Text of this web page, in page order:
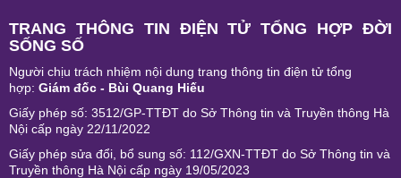
TRANG THÔNG TIN ĐIỆN TỬ TỔNG HỢP ĐỜI
SỐNG SỐ
Người chịu trách nhiệm nội dung trang thông tin điện tử tổng
hợp: Giám đốc - Bùi Quang Hiếu
Giấy phép số: 3512/GP-TTĐT do Sở Thông tin và Truyền thông Hà
Nội cấp ngày 22/11/2022
Giấy phép sửa đổi, bổ sung số: 112/GXN-TTĐT do Sở Thông tin và
Truyền thông Hà Nội cấp ngày 19/05/2023